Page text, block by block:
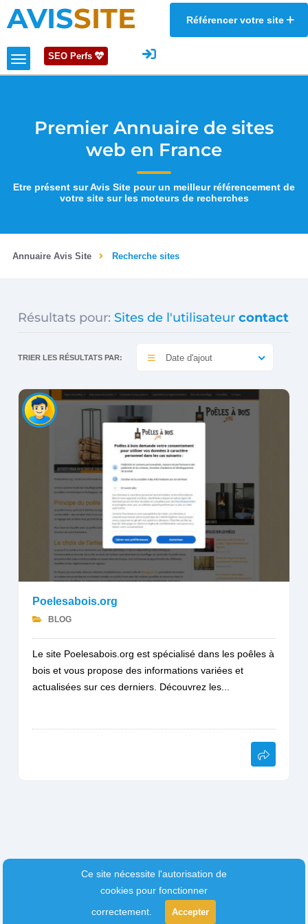
AVISSITE Référencer votre site
SEO Perfs
Premier Annuaire de sites
web en France
Etre présent sur Avis Site pour un meilleur référencement de
votre site sur les moteurs de recherches
Annuaire Avis Site Recherche sites
Résultats pour: Sites de l'utilisateur contact
TRIER LES RÉSULTATS PAR: Date d'ajout
Poelesabois.org
BLOG
Le site Poelesabois.org est spécialisé dans les poêles à
bois et vous propose des informations variées et
actualisées sur ces derniers. Découvrez les...
Ce site nécessite l'autorisation de
cookies pour fonctionner
correctement.
Accepter